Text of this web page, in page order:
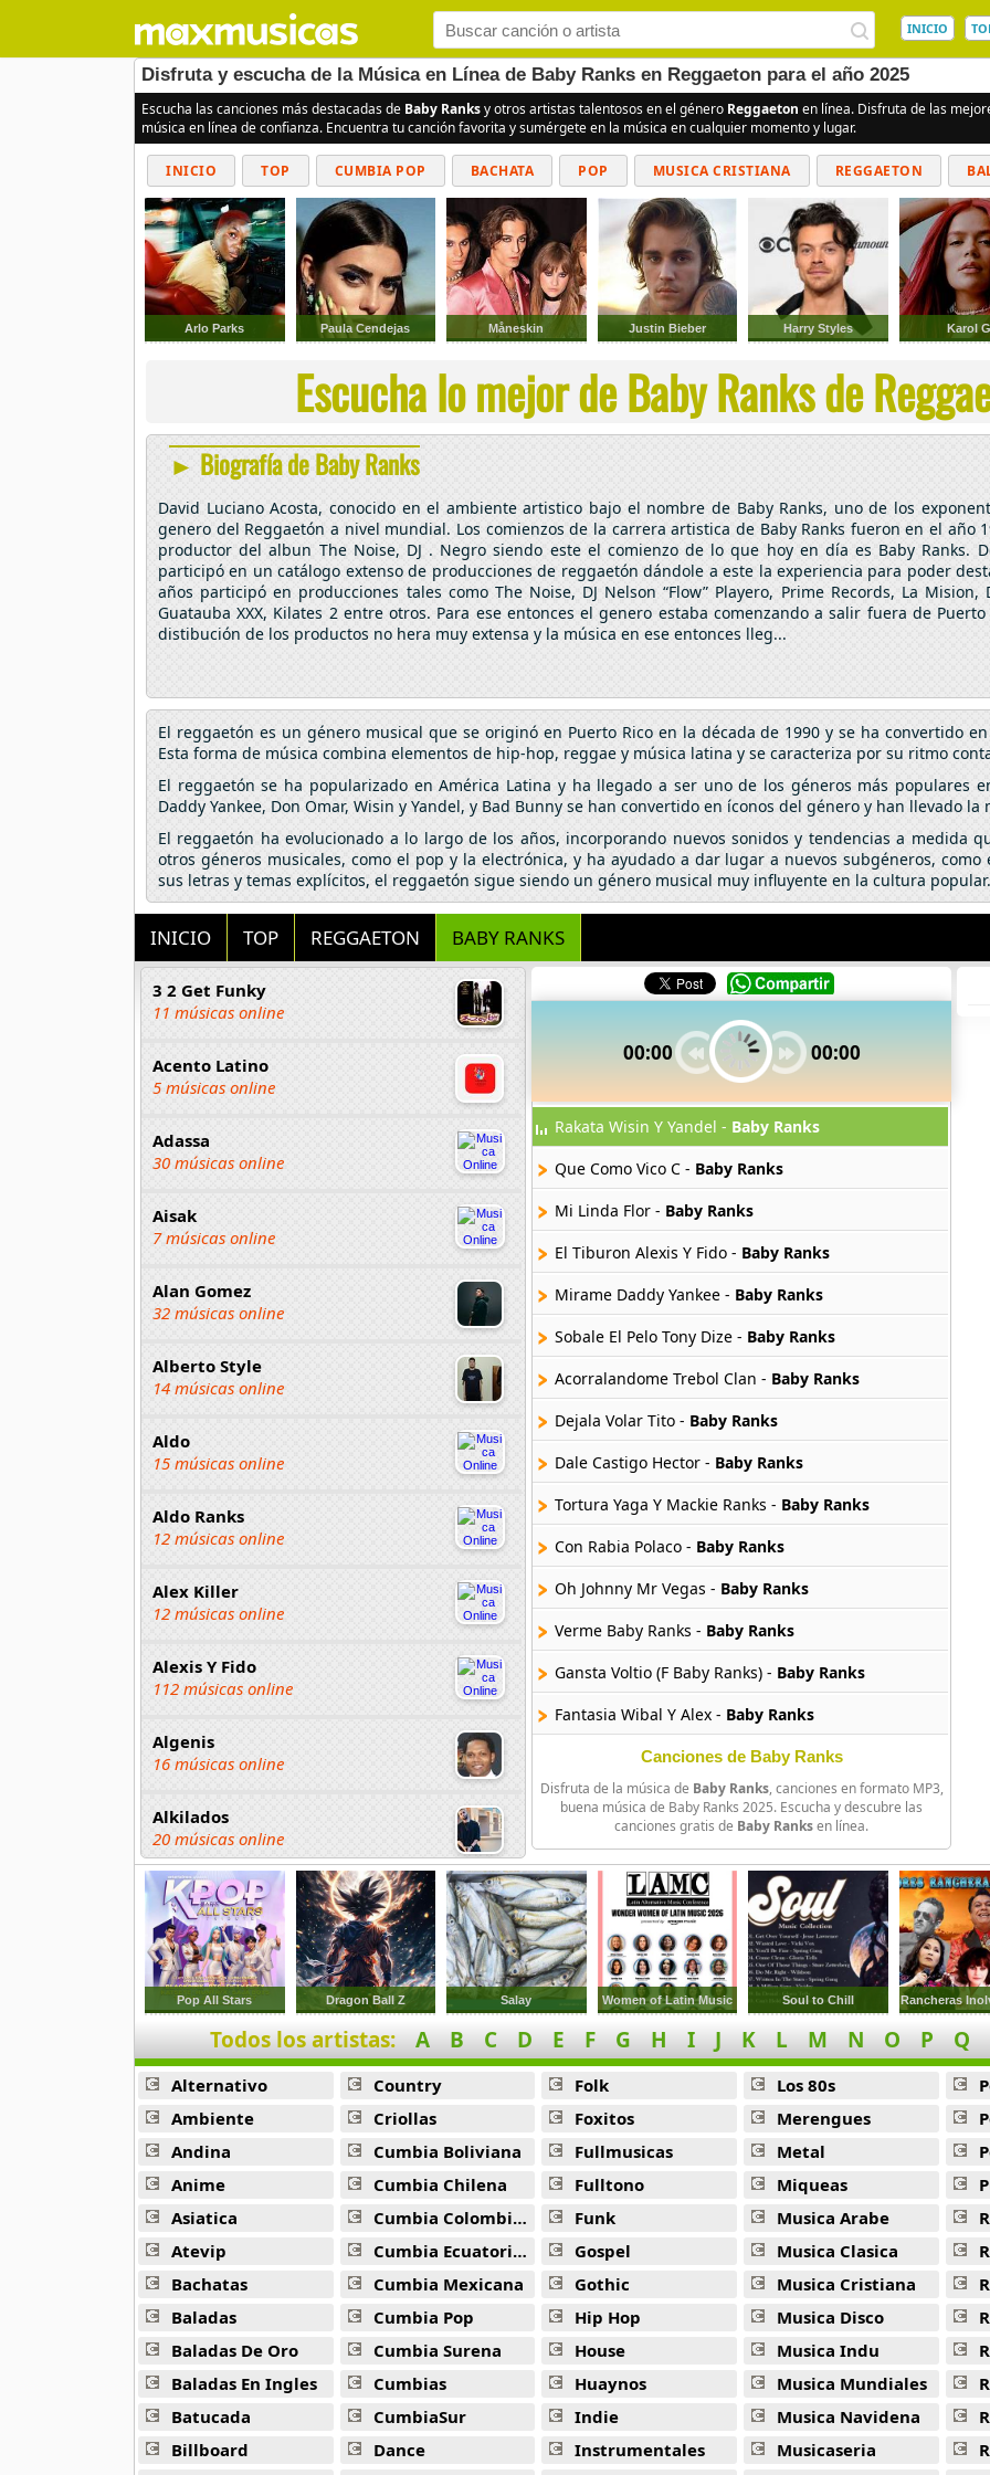
INICIO
Disfruta y escucha de la Música en Línea de Baby Ranks en Reggaeton para el año 2025
Escucha las canciones más destacadas de Baby Ranksy otros artistas talentosos en el género Reggaeton en línea. Disfruta de las
música en línea de confianza. Encuentra tu canción favorita y sumérgete en la música en cualquier momento y lugar.
INICIO TOP CUMBIA POP BACHATA POP MUSICA CRISTIANA REGGAETON
Arlo Parks Paula Cendejas Måneskin Justin Bieber Harry Styles Karol G
Escucha lo mejor de Baby Ranks de
► Biografía de Baby Ranks
David Luciano Acosta, conocido en el ambiente artistico bajo el nombre de Baby Ranks, uno de los
genero del Reggaetón a nivel mundial. Los comienzos de la carrera artistica de Baby Ranks fueron en el
productor del albun The Noise, DJ . Negro siendo este el comienzo de lo que hoy en día es Baby Ranks.
participó en un catálogo extenso de producciones de reggaetón dándole a este la experiencia para poder
años participó en producciones tales como The Noise, DJ Nelson “Flow” Playero, Prime Records, La Mision,
Guatauba XXX, Kilates 2 entre otros. Para ese entonces el genero estaba comenzando a salir fuera de
distibución de los productos no hera muy extensa y la música en ese entonces lleg...
El reggaetón es un género musical que se originó en Puerto Rico en la década de 1990 y se ha convertido
Esta forma de música combina elementos de hip-hop, reggae y música latina y se caracteriza por su ritmo
El reggaetón se ha popularizado en América Latina y ha llegado a ser uno de los géneros más populares
Daddy Yankee, Don Omar, Wisin y Yandel, y Bad Bunny se han convertido en íconos del género y han llevado
El reggaetón ha evolucionado a lo largo de los años, incorporando nuevos sonidos y tendencias a medida
otros géneros musicales, como el pop y la electrónica, y ha ayudado a dar lugar a nuevos subgéneros,
sus letras y temas explícitos, el reggaetón sigue siendo un género musical muy influyente en la cultura popular.
INICIO TOP REGGAETON BABY RANKS
3 2 Get Funky
11 músicas online
Acento Latino
5 músicas online
Adassa
30 músicas online
Aisak
7 músicas online
Alan Gomez
32 músicas online
Alberto Style
14 músicas online
Aldo
15 músicas online
Aldo Ranks
12 músicas online
Alex Killer
12 músicas online
Alexis Y Fido
112 músicas online
Algenis
16 músicas online
Alkilados
20 músicas online
Andy Boy
42 músicas online
Angel Olmos
9 músicas online
Anonimus
20 músicas online
Anton La Voz De Oro
10 músicas online
Anuel Aa
257 músicas online
Arcangel
416 músicas online
Arcangel Y De La Ghetto
101 músicas online
Arthur
4 músicas online
00:00 00:00
Rakata Wisin Y Yandel - Baby Ranks
Que Como Vico C - Baby Ranks
Mi Linda Flor - Baby Ranks
El Tiburon Alexis Y Fido - Baby Ranks
Mirame Daddy Yankee - Baby Ranks
Sobale El Pelo Tony Dize - Baby Ranks
Acorralandome Trebol Clan - Baby Ranks
Dejala Volar Tito - Baby Ranks
Dale Castigo Hector - Baby Ranks
Tortura Yaga Y Mackie Ranks - Baby Ranks
Con Rabia Polaco - Baby Ranks
Oh Johnny Mr Vegas - Baby Ranks
Verme Baby Ranks - Baby Ranks
Gansta Voltio (F Baby Ranks) - Baby Ranks
Fantasia Wibal Y Alex - Baby Ranks
La Killer O Neill Y Joan -Baby Ranks
Canciones de Baby Ranks
Disfruta de la música de Baby Ranks, canciones en formato MP3,
buena música de Baby Ranks 2025. Escucha y descubre las
canciones gratis de Baby Ranksen línea.
Pop All Stars Dragon Ball Z Salay Women of Latin Music Soul to Chill Rancheras
Todos los artistas: A B C D E F G H I J K L M N O P Q
Alternativo
Ambiente
Andina
Anime
Asiatica
Atevip
Bachatas
Baladas
Baladas De Oro
Baladas En Ingles
Batucada
Billboard
Country
Criollas
Cumbia Boliviana
Cumbia Chilena
Cumbia Colombiana
Cumbia Ecuatoriana
Cumbia Mexicana
Cumbia Pop
Cumbia Surena
Cumbias
CumbiaSur
Dance
Folk
Foxitos
Fullmusicas
Fulltono
Funk
Gospel
Gothic
Hip Hop
House
Huaynos
Indie
Instrumentales
Los 80s
Merengues
Metal
Miqueas
Musica Arabe
Musica Clasica
Musica Cristiana
Musica Disco
Musica Indu
Musica Mundiales
Musica Navidena
Musicaseria